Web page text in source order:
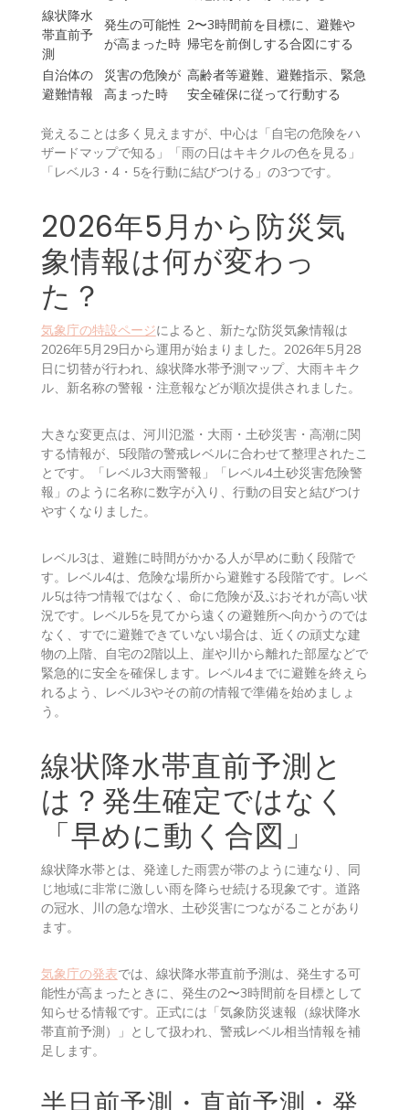
情報
ハザード
マップ
平時、雨が強
まる前
自宅・通勤通学路・親の家が危
険区域か確認する
キキクル
雨が降ってい
る時
今どこで土砂災害・浸水・洪水
の危険が高いか確認する
帯直前予
測
が高まった時 帰宅を前倒しする合図にする
自治体の
災害の危険が 高齢者等避難、避難指示、緊急
覚えることは多く見えますが、中心は「自宅の危険をハ
ザードマップで知る」「雨の日はキキクルの色を見る」
「レベル3・4・5を行動に結びつける」の3つです。
2026年5月から防災気
象情報は何が変わっ
た？
気象庁の特設ページ によると、新たな防災気象情報は
2026年5月29日から運用が始まりました。2026年5月28
日に切替が行われ、線状降水帯予測マップ、大雨キキク
ル、新名称の警報・注意報などが順次提供されました。
する情報が、5段階の警戒レベルに合わせて整理されたこ
とです。「レベル3大雨警報」「レベル4土砂災害危険警
報」のように名称に数字が入り、行動の目安と結びつけ
やすくなりました。
レベル3は、避難に時間がかかる人が早めに動く段階で
す。レベル4は、危険な場所から避難する段階です。レベ
ル5は待つ情報ではなく、命に危険が及ぶおそれが高い状
況です。レベル5を見てから遠くの避難所へ向かうのでは
物の上階、自宅の2階以上、崖や川から離れた部屋などで
緊急的に安全を確保します。レベル4までに避難を終えら
れるよう、レベル3やその前の情報で準備を始めましょ
う。
線状降水帯直前予測と
は？発生確定ではなく
「早めに動く合図」
線状降水帯とは、発達した雨雲が帯のように連なり、同
じ地域に非常に激しい雨を降らせ続ける現象です。道路
の冠水、川の急な増水、土砂災害につながることがあり
ます。
能性が高まったときに、発生の2〜3時間前を目標として